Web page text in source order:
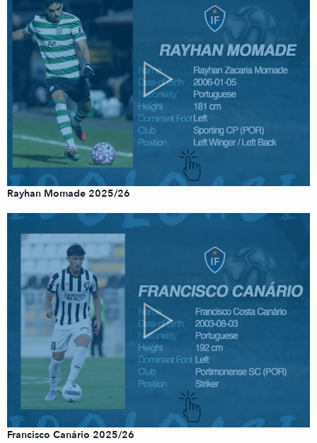
Rayhan Momade 2025/26
Francisco Canário 2025/26